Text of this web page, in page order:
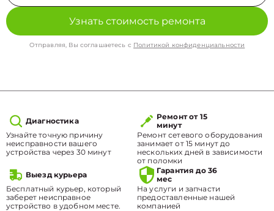
Узнать стоимость ремонта
Отправляя, Вы соглашаетесь с Политикой конфиденциальности
Диагностика
Узнайте точную причину
неисправности вашего
устройства через 30 минут
Ремонт от 15
минут
Ремонт сетевого оборудования
занимает от 15 минут до
нескольких дней в зависимости
от поломки
Выезд курьера
Бесплатный курьер, который
заберет неисправное
устройство в удобном месте.
Гарантия до 36
мес
На услуги и запчасти
предоставленные нашей
компанией